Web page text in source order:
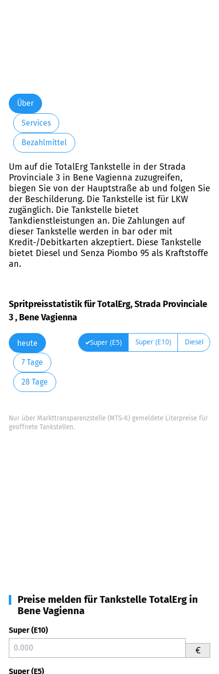
Über
Services
Bezahlmittel
Um auf die TotalErg Tankstelle in der Strada
Provinciale 3 in Bene Vagienna zuzugreifen,
biegen Sie von der Hauptstraße ab und folgen Sie
der Beschilderung. Die Tankstelle ist für LKW
zugänglich. Die Tankstelle bietet
Tankdienstleistungen an. Die Zahlungen auf
dieser Tankstelle werden in bar oder mit
Kredit-/Debitkarten akzeptiert. Diese Tankstelle
bietet Diesel und Senza Piombo 95 als Kraftstoffe
an.
Spritpreisstatistik für TotalErg, Strada Provinciale
3 , Bene Vagienna
heute
7 Tage
28 Tage
Super (E5) Super (E10) Diesel
Nur über Markttransparenzstelle (MTS-K) gemeldete Literpreise für
geöffnete Tankstellen.
Preise melden für Tankstelle TotalErg in
Bene Vagienna
Super (E10)
€
Super (E5)